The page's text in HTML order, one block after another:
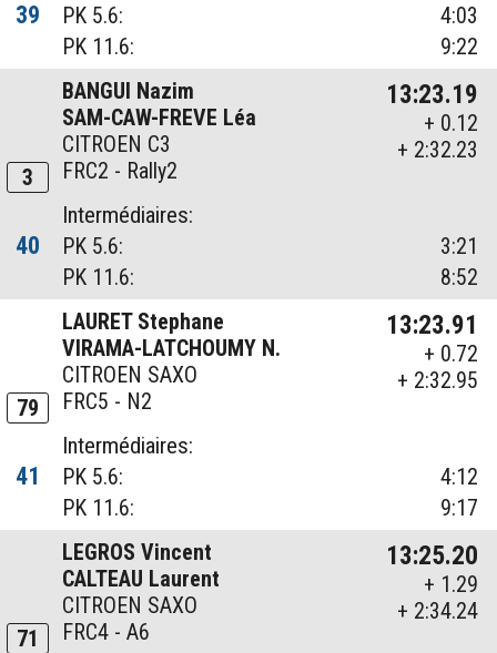
39
PK 5.6:
4:03
PK 11.6:
9:22
3
BANGUI Nazim
SAM-CAW-FREVE Léa
CITROEN C3
FRC2 - Rally2
13:23.19
+ 0.12
+ 2:32.23
40
Intermédiaires:
PK 5.6:
3:21
PK 11.6:
8:52
79
LAURET Stephane
VIRAMA-LATCHOUMY N.
CITROEN SAXO
FRC5 - N2
13:23.91
+ 0.72
+ 2:32.95
41
Intermédiaires:
PK 5.6:
4:12
PK 11.6:
9:17
71
LEGROS Vincent
CALTEAU Laurent
CITROEN SAXO
FRC4 - A6
13:25.20
+ 1.29
+ 2:34.24